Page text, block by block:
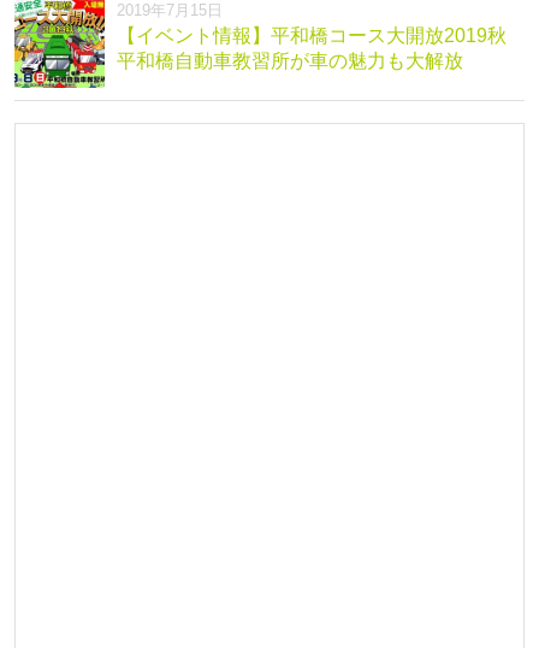
2019年7月15日
【イベント情報】平和橋コース大開放2019秋
平和橋自動車教習所が車の魅力も大解放